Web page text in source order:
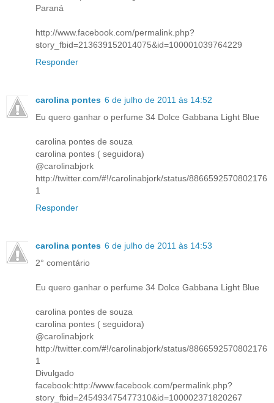
Paraná
http://www.facebook.com/permalink.php?
story_fbid=213639152014075&id=100001039764229
Responder
carolina pontes 6 de julho de 2011 às 14:52
Eu quero ganhar o perfume 34 Dolce Gabbana Light Blue
carolina pontes de souza
carolina pontes ( seguidora)
@carolinabjork
http://twitter.com/#!/carolinabjork/status/8866592570802176
1
Responder
carolina pontes 6 de julho de 2011 às 14:53
2° comentário
Eu quero ganhar o perfume 34 Dolce Gabbana Light Blue
carolina pontes de souza
carolina pontes ( seguidora)
@carolinabjork
http://twitter.com/#!/carolinabjork/status/8866592570802176
1
Divulgado
facebook:http://www.facebook.com/permalink.php?
story_fbid=245493475477310&id=100002371820267